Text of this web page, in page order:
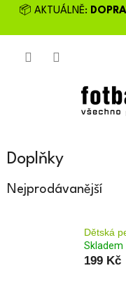
Přejít📦 AKTUÁLNĚ:
Doplňky
Nejprodávanější
Dětská
Skladem
199 Kč